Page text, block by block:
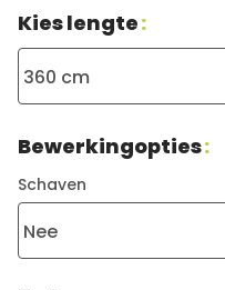
Kies lengte:
Bewerkingopties:
Schaven